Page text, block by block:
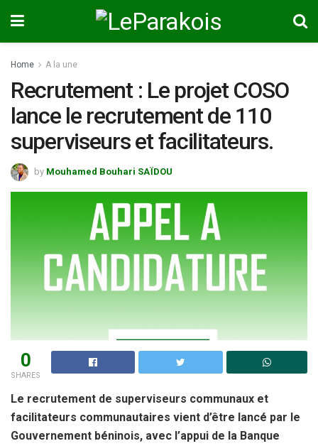
Home A la une
Recrutement : Le projet COSO
lance le recrutement de 110
superviseurs et facilitateurs.
by Mouhamed Bouhari SAÏDOU
0
SHARES
Le recrutement de superviseurs communaux et
facilitateurs communautaires vient d’être lancé par le
Gouvernement béninois, avec l’appui de la Banque